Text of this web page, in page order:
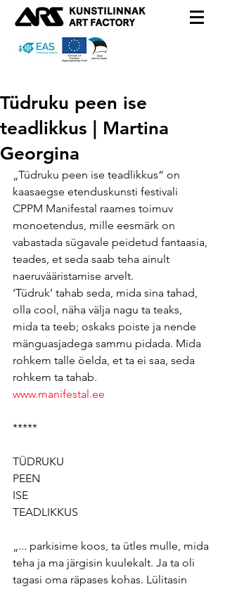
Tüdruku peen ise
teadlikkus | Martina
Georgina
„Tüdruku peen ise teadlikkus“ on
kaasaegse etenduskunsti festivali
CPPM Manifestal raames toimuv
monoetendus, mille eesmärk on
vabastada sügavale peidetud fantaasia,
teades, et seda saab teha ainult
naeruvääristamise arvelt.
‘Tüdruk’ tahab seda, mida sina tahad,
olla cool, näha välja nagu ta teaks,
mida ta teeb; oskaks poiste ja nende
mänguasjadega sammu pidada. Mida
rohkem talle öelda, et ta ei saa, seda
rohkem ta tahab.
www.manifestal.ee
*****
TÜDRUKU
PEEN
ISE
TEADLIKKUS
„... parkisime koos, ta ütles mulle, mida
teha ja ma järgisin kuulekalt. Ja ta oli
tagasi oma räpases kohas. Lülitasin